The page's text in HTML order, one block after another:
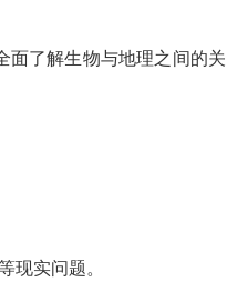
了解生物与地理之间的关
实问题。